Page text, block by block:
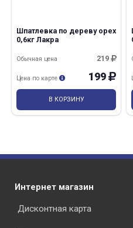
Шпатлевка по дереву орех
0,6кг Лакра
219
Обычная цена
199
Цена по карте
В КОРЗИНУ
Интернет магазин
Дисконтная карта